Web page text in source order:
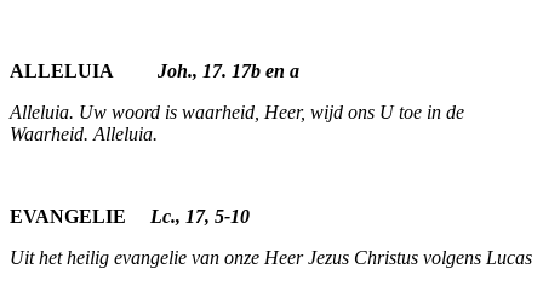
ALLELUIA Joh., 17. 17b en a
Alleluia. Uw woord is waarheid, Heer, wijd ons U toe in de
Waarheid. Alleluia.
EVANGELIE Lc., 17, 5-10
Uit het heilig evangelie van onze Heer Jezus Christus volgens Lucas